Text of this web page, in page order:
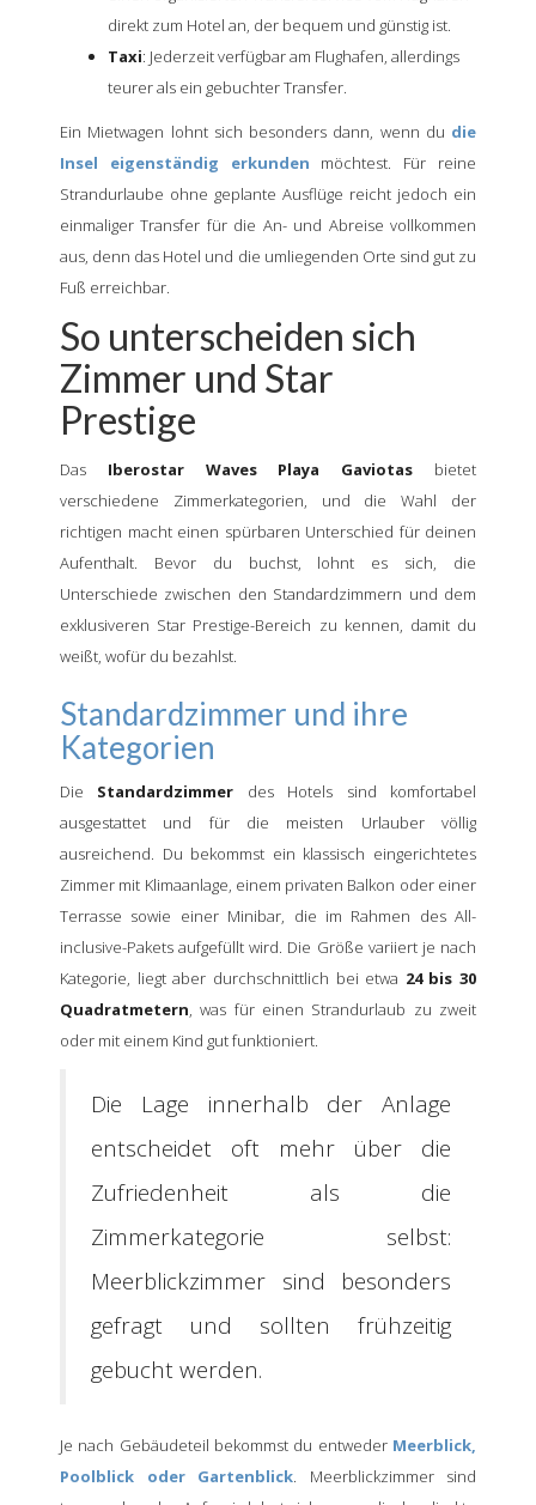
direkt zum Hotel an, der bequem und günstig ist.
Taxi: Jederzeit verfügbar am Flughafen, allerdings
teurer als ein gebuchter Transfer.
Ein Mietwagen lohnt sich besonders dann, wenn du die
Insel eigenständig erkunden möchtest. Für reine
Strandurlaube ohne geplante Ausflüge reicht jedoch ein
einmaliger Transfer für die An- und Abreise vollkommen
aus, denn das Hotel und die umliegenden Orte sind gut zu
Fuß erreichbar.
So unterscheiden sich
Zimmer und Star
Prestige
Das Iberostar Waves Playa Gaviotas bietet
verschiedene Zimmerkategorien, und die Wahl der
richtigen macht einen spürbaren Unterschied für deinen
Aufenthalt. Bevor du buchst, lohnt es sich, die
Unterschiede zwischen den Standardzimmern und dem
exklusiveren Star Prestige-Bereich zu kennen, damit du
weißt, wofür du bezahlst.
Standardzimmer und ihre
Kategorien
Die Standardzimmer des Hotels sind komfortabel
ausgestattet und für die meisten Urlauber völlig
ausreichend. Du bekommst ein klassisch eingerichtetes
Zimmer mit Klimaanlage, einem privaten Balkon oder einer
Terrasse sowie einer Minibar, die im Rahmen des All-
inclusive-Pakets aufgefüllt wird. Die Größe variiert je nach
Kategorie, liegt aber durchschnittlich bei etwa 24 bis 30
Quadratmetern, was für einen Strandurlaub zu zweit
oder mit einem Kind gut funktioniert.
Die Lage innerhalb der Anlage
entscheidet oft mehr über die
Zufriedenheit als die
Zimmerkategorie selbst:
Meerblickzimmer sind besonders
gefragt und sollten frühzeitig
gebucht werden.
Je nach Gebäudeteil bekommst du entweder Meerblick,
Poolblick oder Gartenblick. Meerblickzimmer sind